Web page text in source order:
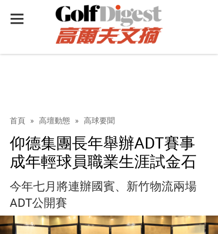
首頁 » 高壇動態 » 高球要聞
仰德集團長年舉辦ADT賽事
成年輕球員職業生涯試金石
今年七月將連辦國賓、新竹物流兩場
ADT公開賽